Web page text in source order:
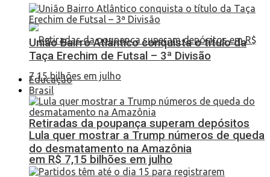
Retiradas da poupança superam depósitos
em R$ 7,15 bilhões em julho
União Bairro Atlântico conquista o título da
Taça Erechim de Futsal – 3ª Divisão
Educação
Brasil
Lula quer mostrar a Trump números de queda
do desmatamento na Amazônia